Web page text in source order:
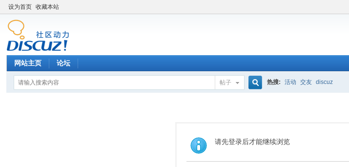
设为首页 收藏本站
网站主页 论坛
帖子
索
热搜: 活动 交友 discuz
请先登录后才能继续浏览